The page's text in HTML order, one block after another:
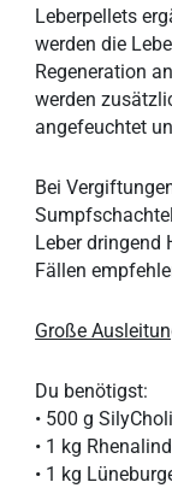
Leberpellets
werden die
Regeneration
werden
angefeuchtet
Bei
Leber dringend
Fällen
Große
Du benötigst:
• 500 g
• 1 kg
• 1 kg